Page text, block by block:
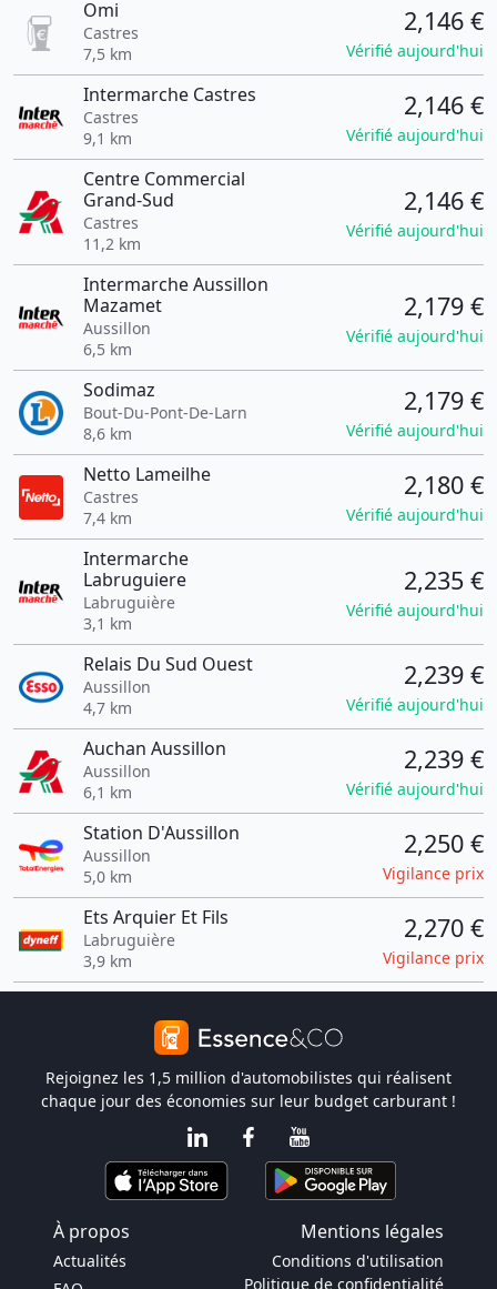
Omi
Castres
7,5 km
2,146 €
Vérifié aujourd'hui
Intermarche Castres
Castres
9,1 km
2,146 €
Vérifié aujourd'hui
Centre Commercial
Grand-Sud
Castres
11,2 km
2,146 €
Vérifié aujourd'hui
Intermarche Aussillon
Mazamet
Aussillon
6,5 km
2,179 €
Vérifié aujourd'hui
Sodimaz
Bout-Du-Pont-De-Larn
8,6 km
2,179 €
Vérifié aujourd'hui
Netto Lameilhe
Castres
7,4 km
2,180 €
Vérifié aujourd'hui
Intermarche
Labruguiere
Labruguière
3,1 km
2,235 €
Vérifié aujourd'hui
Relais Du Sud Ouest
Aussillon
4,7 km
2,239 €
Vérifié aujourd'hui
Auchan Aussillon
Aussillon
6,1 km
2,239 €
Vérifié aujourd'hui
Station D'Aussillon
Aussillon
5,0 km
2,250 €
Vigilance prix
Ets Arquier Et Fils
Labruguière
3,9 km
2,270 €
Vigilance prix
Rejoignez les 1,5 million d'automobilistes qui réalisent
chaque jour des économies sur leur budget carburant !
À propos Mentions légales
Actualités
Conditions d'utilisation
Politique de confidentialité